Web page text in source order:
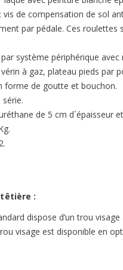
de compensation de sol
par pédale. Ces
système périphérique avec
à gaz, plateau pieds par
forme de goutte et bouchon.
de 5 cm d´épaisseur
:
dispose d’un trou
visage est disponible en